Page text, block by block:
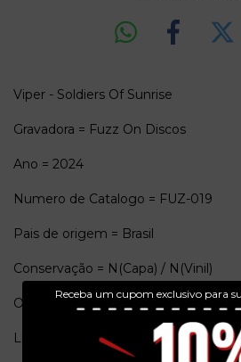
Receba um cupom exclusivo para
Viper - Soldiers Of Sunrise
Gravadora = Fuzz On Discos
Ano = 2024
Numero de Catalogo = FUZ-019
Pais de origem = Brasil
Conservação = N(Capa) / N(Vinil)
Obs. = Edição com capa dupla e
Lado A